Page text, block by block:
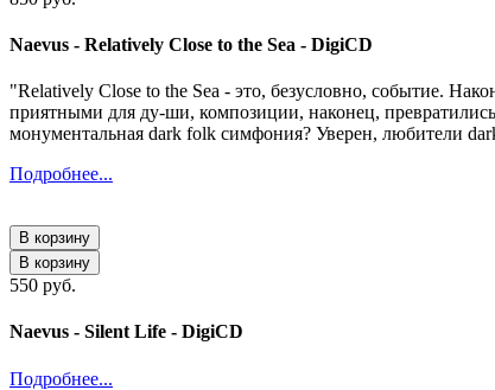
Naevus - Relatively Close to the Sea - DigiCD
"Relatively Close to the Sea - это, безусловно, событие.
приятными для ду-ши, композиции, наконец,
монументальная dark folk симфония? Уверен, любители
Подробнее...
В корзину
В корзину
550 руб.
Naevus - Silent Life - DigiCD
Подробнее...